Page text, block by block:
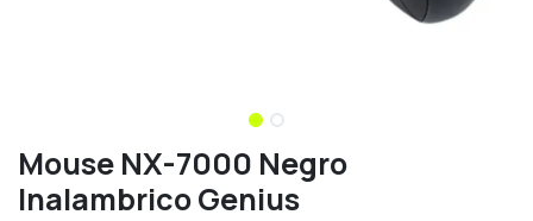
Mouse NX-7000 Negro
Inalambrico Genius